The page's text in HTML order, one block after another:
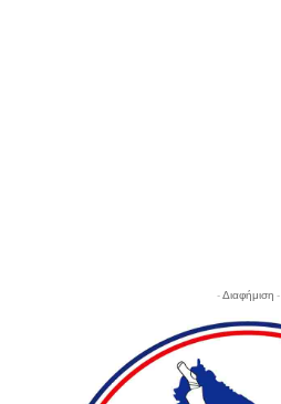
- Διαφήμιση -